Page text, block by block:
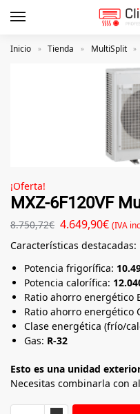
Inicio » Tienda » MultiSplit »
¡Oferta!
MXZ-6F120VF
8.750,72€ 4.649,90€ (IVA
Características destacadas:
Potencia frigorífica:
Potencia calorífica:
Ratio ahorro energético
Ratio ahorro energético
Clase energética (frío/
Gas: R-32
Esto es una unidad
Necesitas combinarla con